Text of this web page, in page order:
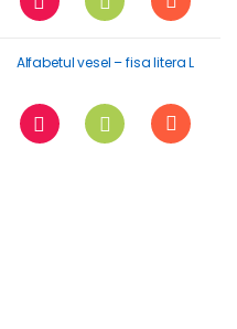
Alfabetul vesel – fisa litera L